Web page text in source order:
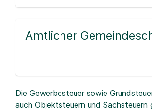
Amtlicher
Die Gewerbesteuer sowie
auch Objektsteuern und